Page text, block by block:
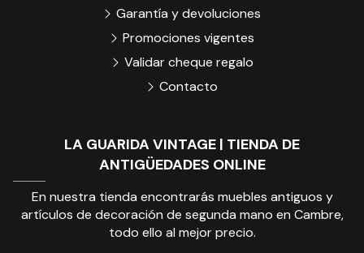
LA GUARIDA VINTAGE | TIENDA DE
ANTIGÜEDADES ONLINE
En nuestra tienda encontrarás muebles antiguos y
artículos de decoración de segunda mano en Cambre,
todo ello al mejor precio.
Garantía y devoluciones
Promociones vigentes
Validar cheque regalo
Contacto